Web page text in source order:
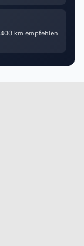
km empfehlen